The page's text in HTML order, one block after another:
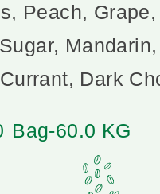
Peach,
Dark
Bag-60.0 KG